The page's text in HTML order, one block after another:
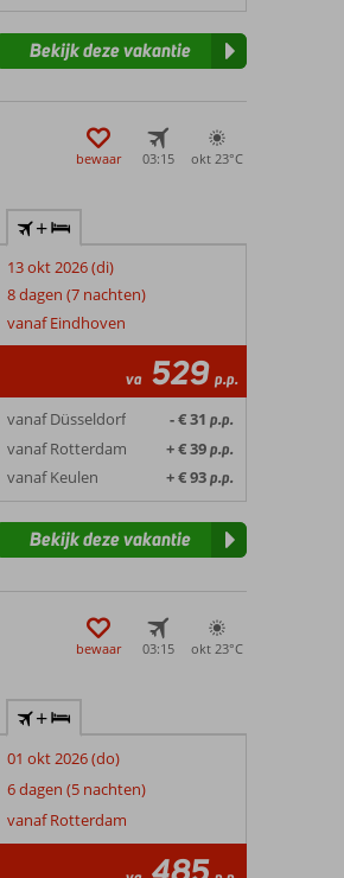
Bekijk deze vakantie
bewaar 03:15 okt 23°C
+
13 okt 2026 (di)
8 dagen (7 nachten)
vanaf Eindhoven
va 529 p.p.
vanaf Düsseldorf - € 31 p.p.
vanaf Rotterdam + € 39p.p.
vanaf Keulen + € 93p.p.
Bekijk deze vakantie
bewaar 03:15 okt 23°C
+
01 okt 2026 (do)
6 dagen (5 nachten)
vanaf Rotterdam